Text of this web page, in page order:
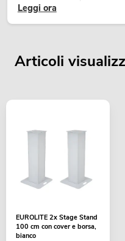
Leggi ora
Articoli
EUROLITE 2x Stage Stand
100 cm con cover e borsa,
bianco